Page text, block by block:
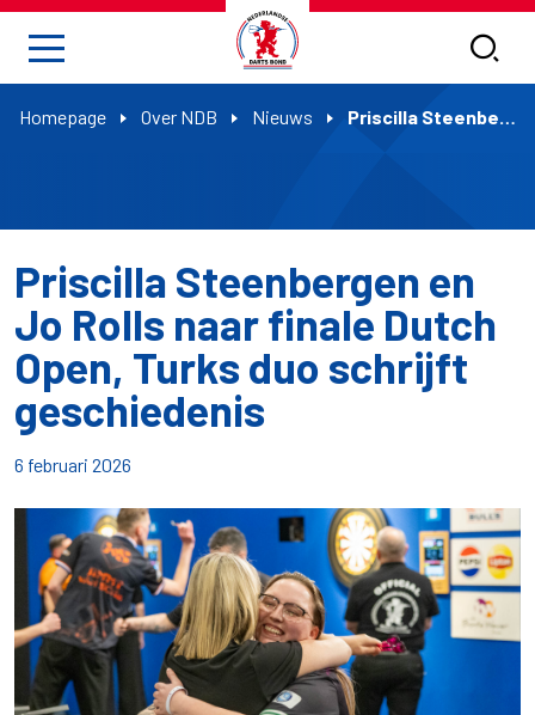
Homepage Over NDB Nieuws Priscilla Steenbergen en Jo Rolls naar finale Dutch Open, Turks duo schrijft geschiedenis
Priscilla Steenbergen en
Jo Rolls naar finale Dutch
Open, Turks duo schrijft
geschiedenis
6 februari 2026